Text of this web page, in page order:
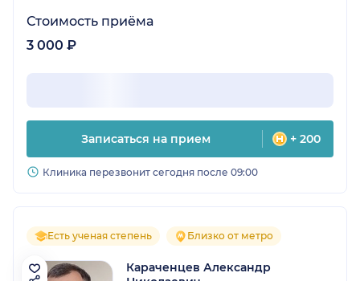
Стоимость приёма
3 000 ₽
Записаться на прием + 200
Клиника перезвонит сегодня после 09:00
Есть ученая степень Близко от метро
Караченцев Александр